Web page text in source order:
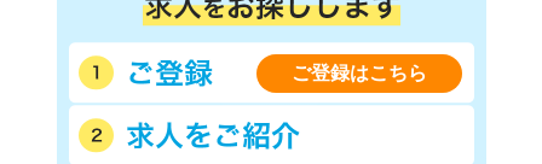
ご登録はこちら